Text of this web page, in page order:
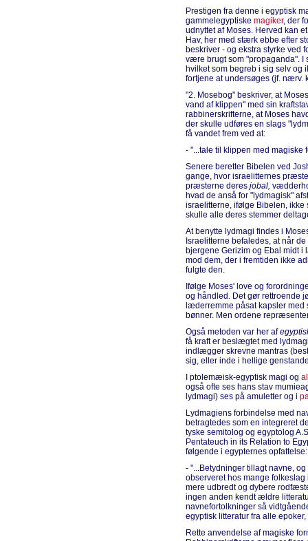
Prestigen fra denne i egyptisk
gammelegyptiske magiker, der
udnyttet af Moses. Herved kan
Hav, her med stærk ebbe efter
beskriver - og ekstra styrke
være brugt som "propaganda".
hvilket som begreb i sig selv og
fortjene at undersøges (jf. nærv.
"2. Mosebog" beskriver, at
vand af klippen" med sin
rabbinerskrifterne, at Moses
der skulle udføres en slags
få vandet frem ved at:
- "...tale til klippen med magiske
Senere beretter Bibelen ved
gange, hvor israelitternes
præsterne deres jobal,
hvad de anså for "lydmagisk"
israelitterne, ifølge Bibelen, ikke
skulle alle deres stemmer
At benytte lydmagi findes i
Israelitterne befaledes, at når
bjergene Gerizim og Ebal midt
mod dem, der i fremtiden ikke
fulgte den.
Ifølge Moses' love og
og håndled. Det gør rettroende
læderremme påsat kapsler med
bønner. Men ordene
Også metoden var her af
få kraft er beslægtet med
indlægger skrevne mantras
sig, eller inde i hellige
I ptolemæisk-egyptisk magi og
også ofte ses hans stav
lydmagi) ses på amuletter og i
Lydmagiens forbindelse med
betragtedes som en integreret
tyske semitolog og egyptolog
Pentateuch in its Relation to
følgende i egypternes opfattelse:
- "...Betydninger tillagt navne,
observeret hos mange
mere udbredt og dybere
ingen anden kendt ældre
navnefortolkninger så
egyptisk litteratur fra alle
Rette anvendelse af magiske